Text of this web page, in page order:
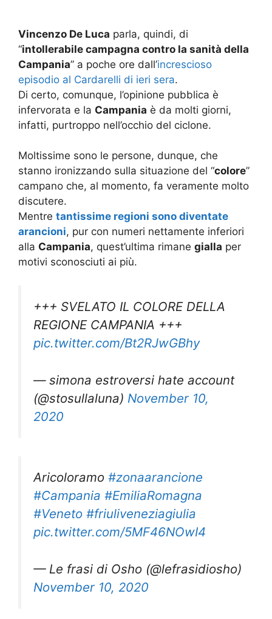
Vincenzo De Luca parla, quindi, di
“intollerabile campagna contro la sanità della
Campania” a poche ore dall’increscioso
episodio al Cardarelli di ieri sera.
Di certo, comunque, l’opinione pubblica è
infervorata e la Campania è da molti giorni,
infatti, purtroppo nell’occhio del ciclone.
Moltissime sono le persone, dunque, che
stanno ironizzando sulla situazione del “colore”
campano che, al momento, fa veramente molto
discutere.
Mentre tantissime regioni sono diventate
arancioni, pur con numeri nettamente inferiori
alla Campania, quest’ultima rimane gialla per
motivi sconosciuti ai più.
+++ SVELATO IL COLORE DELLA
REGIONE CAMPANIA +++
pic.twitter.com/Bt2RJwGBhy
— simona estroversi hate account
(@stosullaluna) November 10,
2020
Aricoloramo #zonaarancione
#Campania #EmiliaRomagna
#Veneto #friuliveneziagiulia
pic.twitter.com/5MF46NOwI4
— Le frasi di Osho (@lefrasidiosho)
November 10, 2020